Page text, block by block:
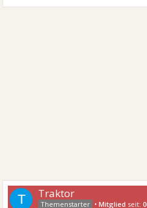
T Traktor
•Mitglied seit: